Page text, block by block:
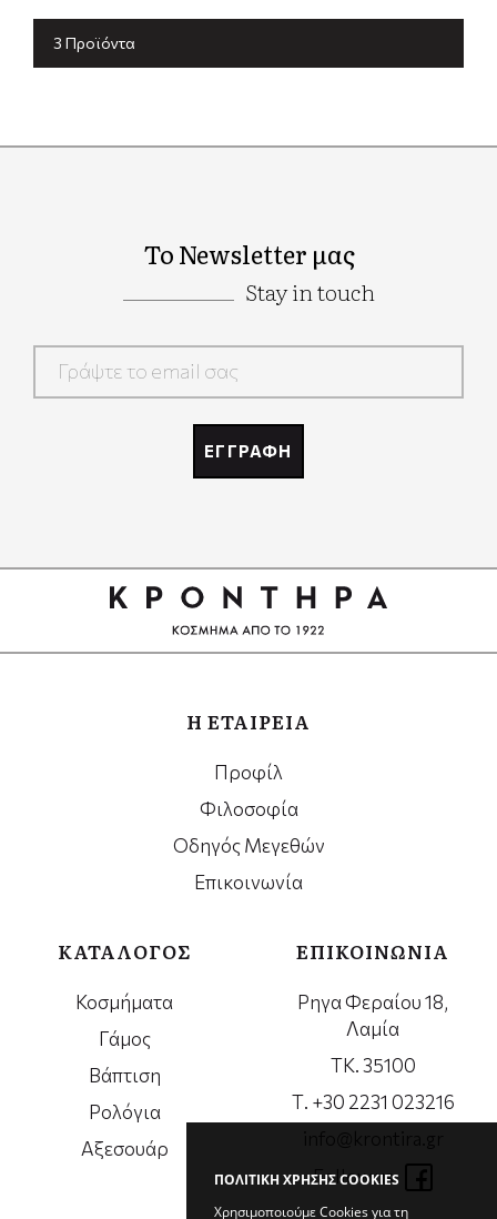
ΠΟΛΙΤΙΚΗ ΧΡΗΣΗΣ COOKIES
Χρησιμοποιούμε Cookies για τη
3 Προϊόντα
Το Newsletter μας
Stay in touch
ΕΓΓΡΑΦΗ
Η ΕΤΑΙΡΕΙΑ
Προφίλ
Φιλοσοφία
Οδηγός Μεγεθών
Επικοινωνία
ΚΑΤΑΛΟΓΟΣ
Κοσμήματα
Γάμος
Βάπτιση
Ρολόγια
Αξεσουάρ
ΕΠΙΚΟΙΝΩΝΙΑ
Ρηγα Φεραίου 18,
Λαμία
ΤΚ. 35100
Τ. +30 2231 023216
Follow us